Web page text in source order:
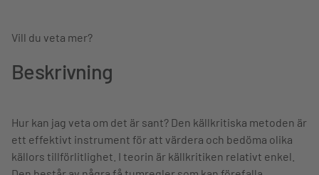
Vill du veta mer?
Beskrivning
Hur kan jag veta om det är sant? Den källkritiska metoden är
ett effektivt instrument för att värdera och bedöma olika
källors tillförlitlighet. I teorin är källkritiken relativt enkel.